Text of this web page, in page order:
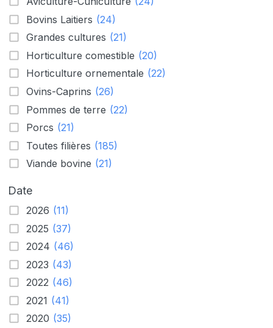
Bovins Laitiers (24)
Grandes cultures (21)
Horticulture comestible (20)
Horticulture ornementale (22)
Ovins-Caprins (26)
Pommes de terre (22)
Porcs (21)
Toutes filières (185)
Viande bovine (21)
Date
2026 (11)
2025 (37)
2024 (46)
2023 (43)
2022 (46)
2021 (41)
2020 (35)